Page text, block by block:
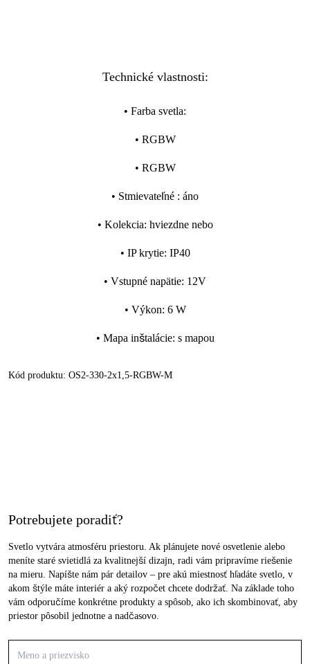
Technické vlastnosti:
• Farba svetla:
• RGBW
• RGBW
• Stmievateľné : áno
• Kolekcia: hviezdne nebo
• IP krytie: IP40
• Vstupné napätie: 12V
• Výkon: 6 W
• Mapa inštalácie: s mapou
Kód produktu: OS2-330-2x1,5-RGBW-M
Potrebujete poradiť?
Svetlo vytvára atmosféru priestoru. Ak plánujete nové osvetlenie alebo
meníte staré svietidlá za kvalitnejší dizajn, radi vám pripravíme riešenie
na mieru. Napíšte nám pár detailov – pre akú miestnosť hľadáte svetlo, v
akom štýle máte interiér a aký rozpočet chcete dodržať. Na základe toho
vám odporučíme konkrétne produkty a spôsob, ako ich skombinovať, aby
priestor pôsobil jednotne a nadčasovo.